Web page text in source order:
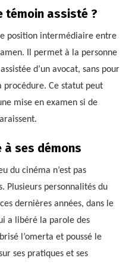
témoin assisté ?
position intermédiaire entre
Il permet à la personne
d’un avocat, sans pour
procédure. Ce statut peut
mise en examen si de
à ses démons
du cinéma n’est pas
Plusieurs personnalités du
dernières années, dans le
a libéré la parole des
l’omerta et poussé le
ses pratiques et ses